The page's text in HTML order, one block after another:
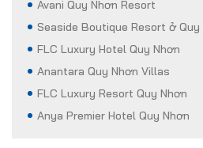
Avani Quy Nhơn Resort
Seaside Boutique Resort ở Quy
FLC Luxury Hotel Quy Nhơn
Anantara Quy Nhơn Villas
FLC Luxury Resort Quy Nhơn
Anya Premier Hotel Quy Nhơn